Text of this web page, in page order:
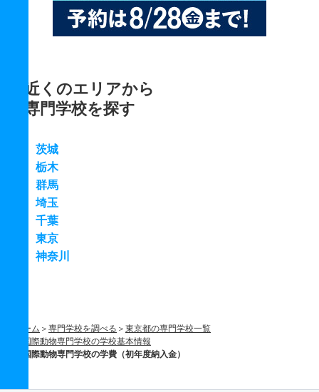
近くのエリアから
専門学校を探す
茨城
栃木
群馬
埼玉
千葉
東京
神奈川
ホーム 専門学校を調べる
東京都の専門学校一覧
国際動物専門学校の学校基本情報
国際動物専門学校の学費（初年度納入金）